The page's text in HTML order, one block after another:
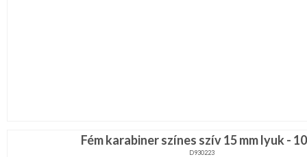
Fém karabiner színes szív 15 mm lyuk -
D930223